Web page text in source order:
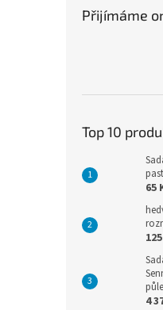
Přijímáme
Top 10
65
4